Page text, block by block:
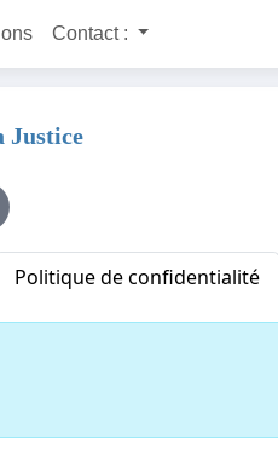
Contact :
Justice
Politique de confidentialité